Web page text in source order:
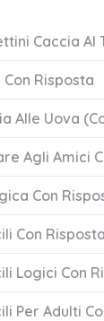
Caccia Al
Risposta
Alle Uova
Agli Amici
Con
Con
Logici Con
Per Adulti